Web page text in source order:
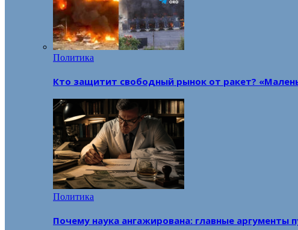
Политика
Кто защитит свободный рынок от ракет?
Политика
Почему наука ангажирована: главные аргументы